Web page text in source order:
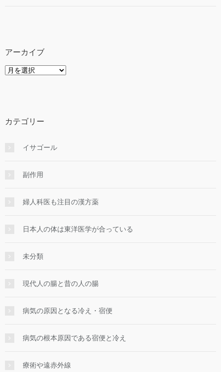
アーカイブ
ア
カテゴリー
イサゴール
副作用
婦人科医も注目の漢方薬
日本人の体は東洋医学が合っている
未分類
現代人の腸と昔の人の腸
病気の原因となる冷え・宿便
病気の根本原因である宿便と冷え
療術や遠赤外線